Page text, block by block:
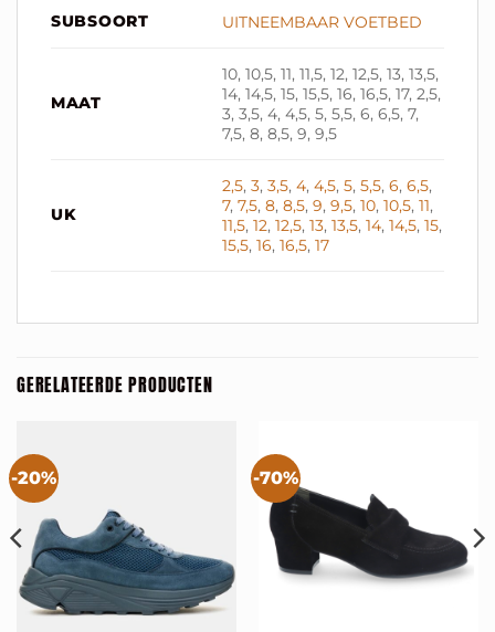
SUBSOORT UITNEEMBAAR VOETBED
MAAT
10, 10,5, 11, 11,5, 12, 12,5, 13, 13,5,
14, 14,5, 15, 15,5, 16, 16,5, 17, 2,5,
3, 3,5, 4, 4,5, 5, 5,5, 6, 6,5, 7,
7,5, 8, 8,5, 9, 9,5
UK
2,5,3,3,5,4,4,5,5,5,5,6,6,5,
7,7,5,8,8,5,9,9,5,10,10,5,11,
11,5,12,12,5,13,13,5,14,14,5,15,
15,5,16,16,5,17
GERELATEERDE PRODUCTEN
-20% -70%